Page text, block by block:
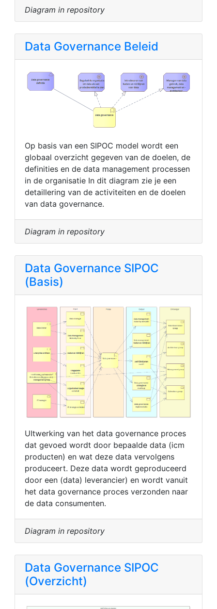
Diagram in repository
Data Governance Beleid
Op basis van een SIPOC model wordt een
globaal overzicht gegeven van de doelen, de
definities en de data management processen
in de organisatie In dit diagram zie je een
detaillering van de activiteiten en de doelen
van data governance.
Diagram in repository
Data Governance SIPOC
(Basis)
UItwerking van het data governance proces
dat gevoed wordt door bepaalde data (icm
producten) en wat deze data vervolgens
produceert. Deze data wordt geproduceerd
door een (data) leverancier) en wordt vanuit
het data governance proces verzonden naar
de data consumenten.
Diagram in repository
Data Governance SIPOC
(Overzicht)